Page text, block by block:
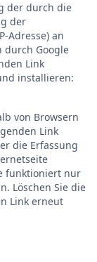
der durch die
der
Adresse) an
durch Google
Link
installieren:
von Browsern
Link
die Erfassung
funktioniert nur
Löschen Sie die
Link erneut